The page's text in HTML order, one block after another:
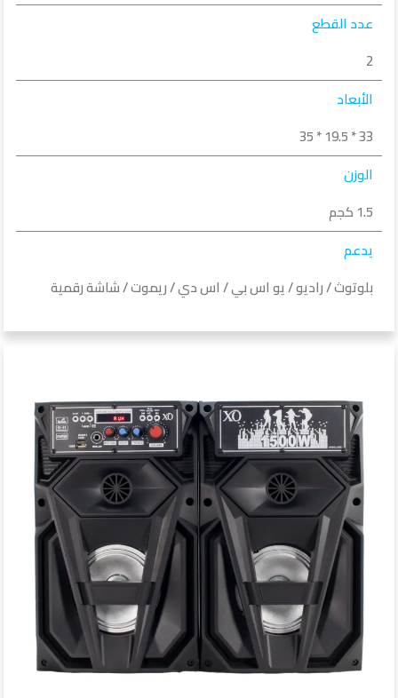
عدد القطع
2
الأبعاد
33 * 19.5 * 35
الوزن
1.5 كجم
يدعم
بلوتوث / راديو / يو اس بي / اس دي / ريموت / شاشة رقمية